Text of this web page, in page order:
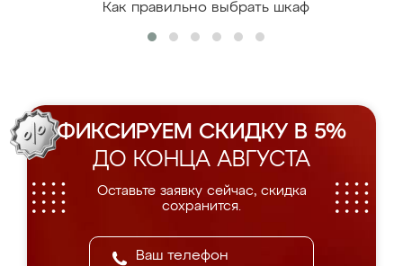
Как правильно выбрать шкаф
ФИКСИРУЕМ СКИДКУ В 5%
ДО КОНЦА АВГУСТА
Оставьте заявку сейчас, скидка
сохранится.